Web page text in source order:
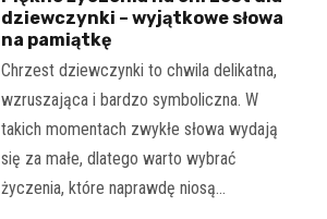
dziewczynki – wyjątkowe słowa
na pamiątkę
Chrzest dziewczynki to chwila delikatna,
wzruszająca i bardzo symboliczna. W
takich momentach zwykłe słowa wydają
się za małe, dlatego warto wybrać
życzenia, które naprawdę niosą…